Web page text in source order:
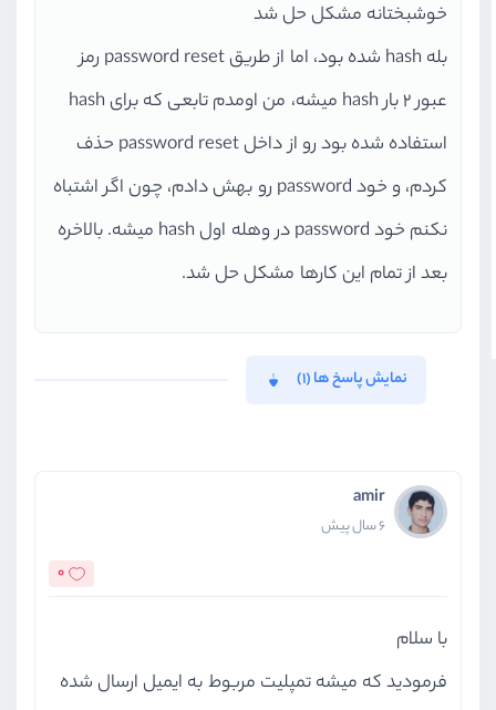
خوشبختانه مشکل حل شد
بله hash شده بود، اما از طریق password reset رمز
عبور 2 بار hash میشه، من اومدم تابعی که برای hash
استفاده شده بود رو از داخل password reset حذف
کردم، و خود password رو بهش دادم، چون اگر اشتباه
نکنم خود password در وهله اول hash میشه. بالاخره
بعد از تمام این کارها مشکل حل شد.
نمایش پاسخ ها (1)
amir
6 سال پیش
0
با سلام
فرمودید که میشه تمپلیت مربوط به ایمیل ارسال شده